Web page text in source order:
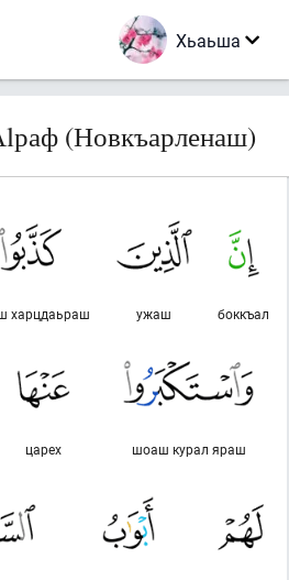
Хьаьша
(Новкъарленаш)
боккъал
ужаш
харцдаьраш
шоаш курал яраш
царех